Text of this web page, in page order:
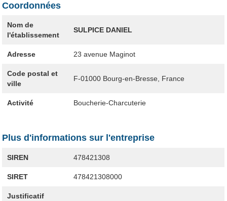
Coordonnées
Nom de
l'établissement
SULPICE DANIEL
Adresse 23 avenue Maginot
Code postal et
ville
F-01000 Bourg-en-Bresse, France
Activité Boucherie-Charcuterie
Plus d'informations sur l'entreprise
SIREN 478421308
SIRET 478421308000
Justificatif